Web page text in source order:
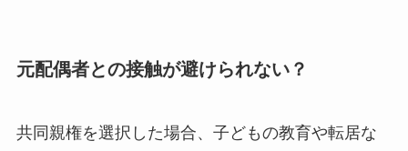
元配偶者との接触が避けられない？
共同親権を選択した場合、子どもの教育や転居な